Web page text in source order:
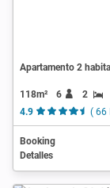
Apartamento 2
118m² 6 2
4.9
( 66
Booking
Detalles